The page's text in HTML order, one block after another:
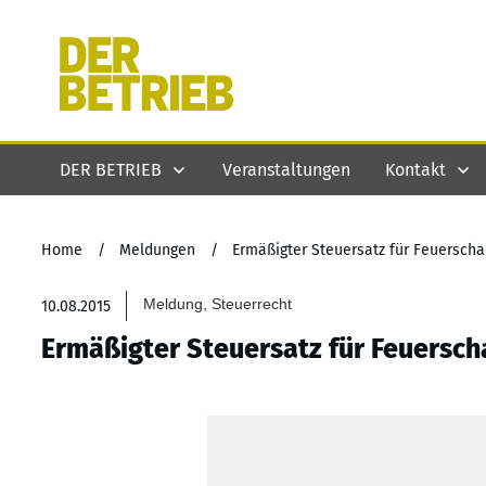
DER BETRIEB Veranstaltungen Kontakt
Home / Meldungen / Ermäßigter Steuersatz für
10.08.2015 Meldung, Steuerrecht
Ermäßigter Steuersatz für